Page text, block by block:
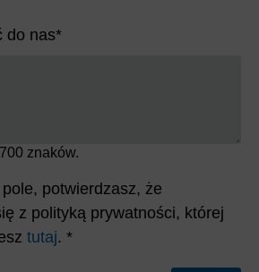
do nas*
znaków.
potwierdzasz, że
z polityką prywatności, której
tutaj. *